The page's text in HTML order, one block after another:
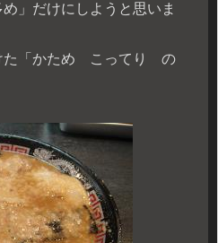
」だけにしようと思いま
た「かため こってり の